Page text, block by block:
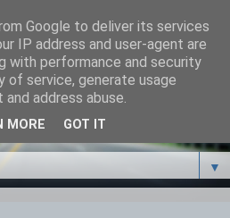
▼
Google to deliver its services
IP address and user-agent are
with performance and security
of service, generate usage
address abuse.
MORE GOT IT